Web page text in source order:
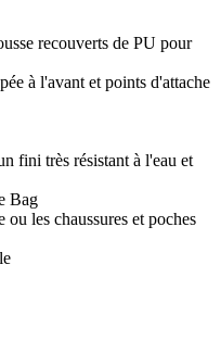
recouverts de PU pour
à l'avant et points d'attache
fini très résistant à l'eau et
Bag
les chaussures et poches